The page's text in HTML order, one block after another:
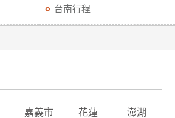
台南行程
嘉義市 花蓮 澎湖